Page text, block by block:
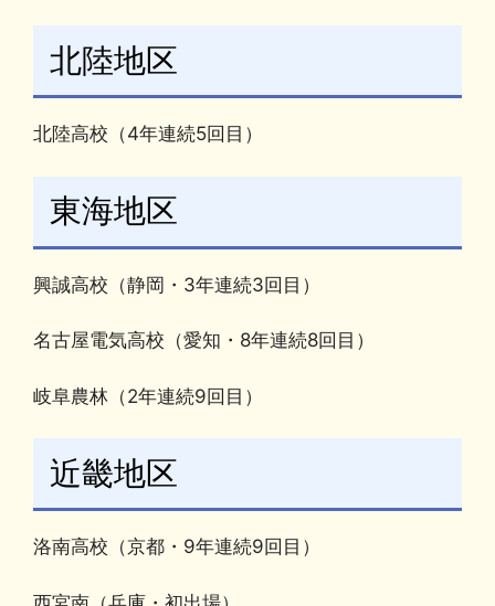
北陸地区
北陸高校（4年連続5回目）
東海地区
興誠高校（静岡・3年連続3回目）
名古屋電気高校（愛知・8年連続8回目）
岐阜農林（2年連続9回目）
近畿地区
洛南高校（京都・9年連続9回目）